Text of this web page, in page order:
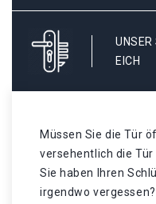
UNSER
EICH
Müssen Sie die Tür
versehentlich die
Sie haben Ihren
irgendwo